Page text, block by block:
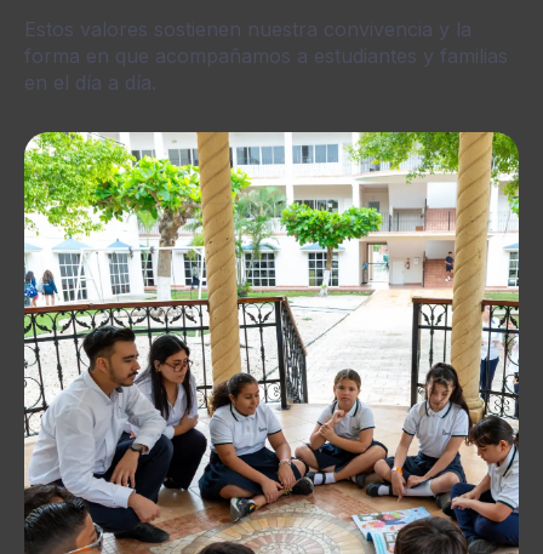
Estos valores sostienen nuestra convivencia y la
forma en que acompañamos a estudiantes y familias
en el día a día.